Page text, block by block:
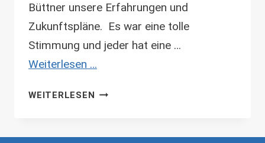
Büttner unsere Erfahrungen und
Zukunftspläne. Es war eine tolle
Stimmung und jeder hat eine …
Weiterlesen …
WEITERLESEN
EUROPAKONFERENZ